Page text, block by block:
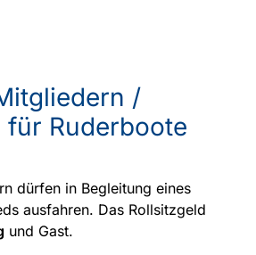
/
für Ruderboote
dürfen in Begleitung eines
ausfahren. Das Rollsitzgeld
und Gast.